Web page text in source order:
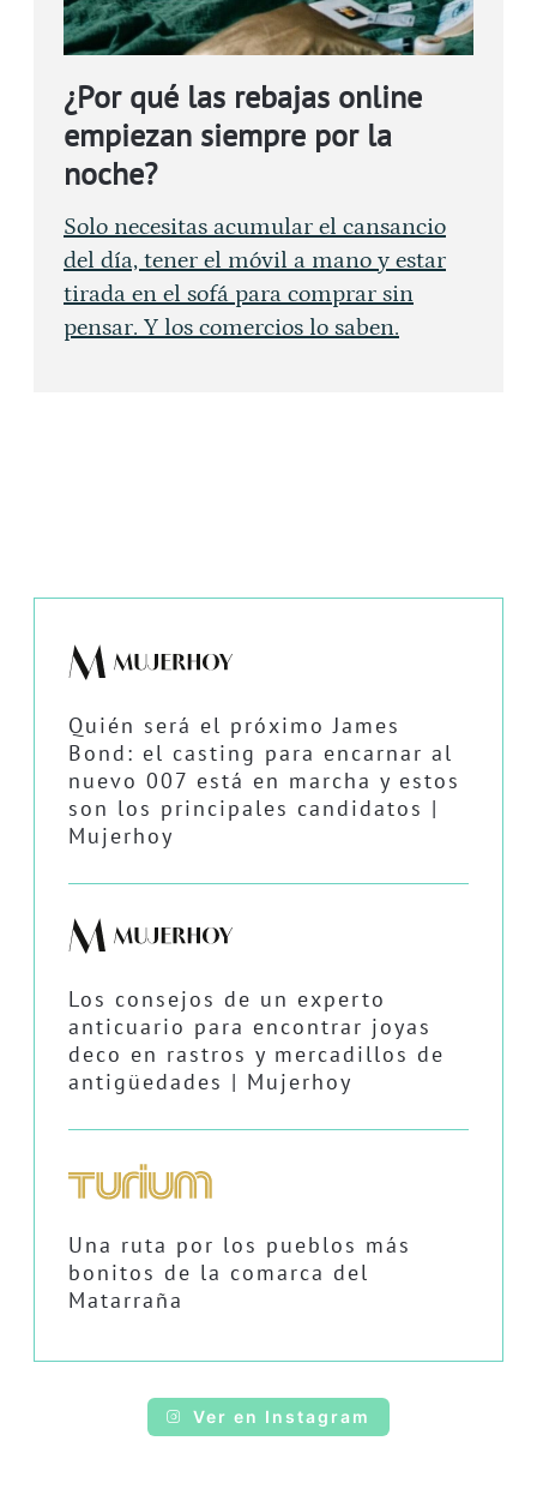
¿Por qué las rebajas online
empiezan siempre por la
noche?
Solo necesitas acumular el cansancio
del día, tener el móvil a mano y estar
tirada en el sofá para comprar sin
pensar. Y los comercios lo saben.
Quién será el próximo James
Bond: el casting para encarnar al
nuevo 007 está en marcha y estos
son los principales candidatos |
Mujerhoy
Los consejos de un experto
anticuario para encontrar joyas
deco en rastros y mercadillos de
antigüedades | Mujerhoy
Una ruta por los pueblos más
bonitos de la comarca del
Matarraña
Ver en Instagram